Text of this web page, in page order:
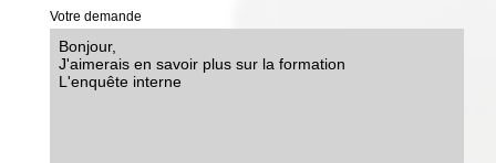
Votre demande